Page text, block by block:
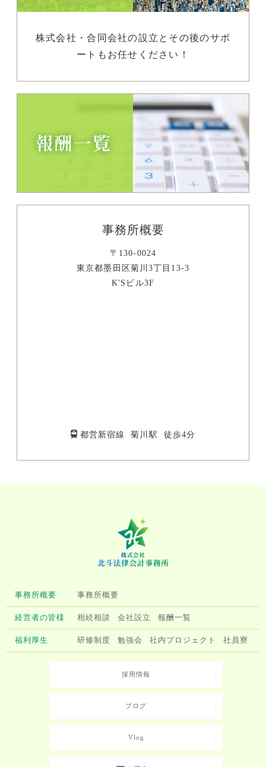
株式会社・合同会社の設立とその後のサポ
ートもお任せください！
事務所概要
〒130-0024
東京都墨田区菊川3丁目13-3
K'Sビル3F
都営新宿線 菊川駅 徒歩4分
事務所概要 事務所概要
経営者の皆様 相続相談 会社設立 報酬一覧
福利厚生 研修制度 勉強会 社内プロジェクト 社員寮
採用情報
ブログ
Vlog